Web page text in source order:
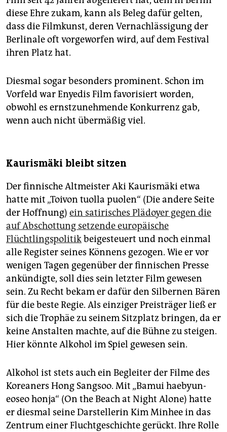
diese Ehre zukam, kann als Beleg dafür gelten,
dass die Filmkunst, deren Vernachlässigung der
Berlinale oft vorgeworfen wird, auf dem Festival
ihren Platz hat.
Diesmal sogar besonders prominent. Schon im
Vorfeld war Enyedis Film favorisiert worden,
obwohl es ernstzunehmende Konkurrenz gab,
wenn auch nicht übermäßig viel.
Kaurismäki bleibt sitzen
Der finnische Altmeister Aki Kaurismäki etwa
hatte mit „Toivon tuolla puolen“ (Die andere Seite
der Hoffnung) ein satirisches Plädoyer gegen die
auf Abschottung setzende europäische
Flüchtlingspolitikbeigesteuert und noch einmal
alle Register seines Könnens gezogen. Wie er vor
wenigen Tagen gegenüber der finnischen Presse
ankündigte, soll dies sein letzter Film gewesen
sein. Zu Recht bekam er dafür den Silbernen Bären
für die beste Regie. Als einziger Preisträger ließ er
sich die Trophäe zu seinem Sitzplatz bringen, da er
keine Anstalten machte, auf die Bühne zu steigen.
Hier könnte Alkohol im Spiel gewesen sein.
Alkohol ist stets auch ein Begleiter der Filme des
Koreaners Hong Sangsoo. Mit „Bamui haebyun-
eoseo honja“ (On the Beach at Night Alone) hatte
er diesmal seine Darstellerin Kim Minhee in das
Zentrum einer Fluchtgeschichte gerückt. Ihre Rolle